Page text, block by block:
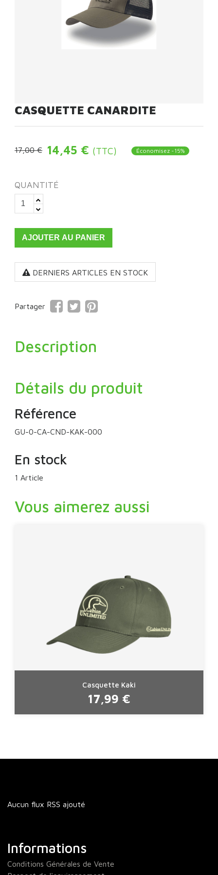
CASQUETTE CANARDITE
17,00 € 14,45 € (TTC) Économisez -15%
QUANTITÉ
AJOUTER AU PANIER
DERNIERS ARTICLES EN STOCK
Partager Partager
TweetPinterest
Description
Détails du produit
Référence
GU-0-CA-CND-KAK-000
En stock
1 Article
Vous aimerez aussi
Casquette Kaki
17,99 €
Aucun flux RSS ajouté
Informations
Conditions Générales de Vente